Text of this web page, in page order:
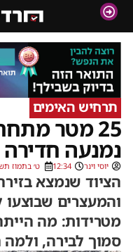
תרחיש האימים
25 מטר
נמנעה חדירה
יוסי וינר 12:34 ט׳ בתמוז תשפ״ו
והמעצרים
מטרידות: מה
סמוך לבירה,